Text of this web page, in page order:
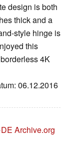
design is both
thick and a
style hinge is
this
4K
06.12.2016
Archive.org